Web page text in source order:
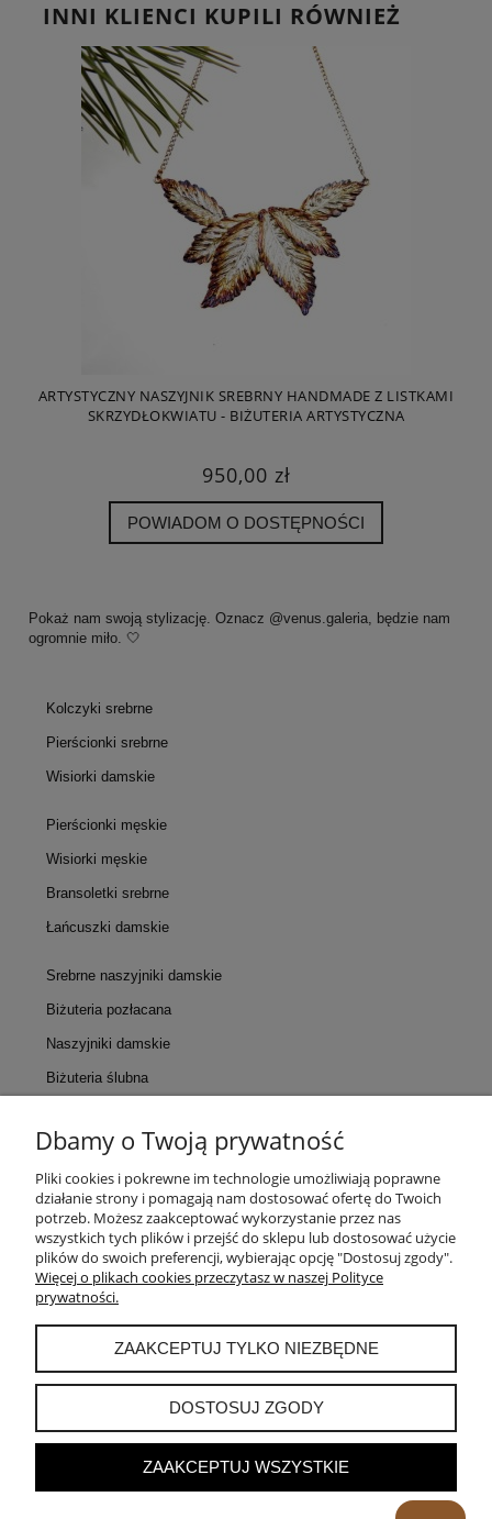
INNI KLIENCI KUPILI RÓWNIEŻ
ARTYSTYCZNY NASZYJNIK SREBRNY HANDMADE Z LISTKAMI
SKRZYDŁOKWIATU - BIŻUTERIA ARTYSTYCZNA
950,00 zł
POWIADOM O DOSTĘPNOŚCI
Pokaż nam swoją stylizację. Oznacz @venus.galeria, będzie nam
ogromnie miło. 🤍
Kolczyki srebrne
Pierścionki srebrne
Wisiorki damskie
Pierścionki męskie
Wisiorki męskie
Bransoletki srebrne
Łańcuszki damskie
Srebrne naszyjniki damskie
Biżuteria pozłacana
Naszyjniki damskie
Biżuteria ślubna
KONTAKT
POMOC
MOJE KONTO
PŁATNOŚCI I DOSTAWA
INFORMACJE
Dbamy o Twoją prywatność
Pliki cookies i pokrewne im technologie umożliwiają poprawne
działanie strony i pomagają nam dostosować ofertę do Twoich
potrzeb. Możesz zaakceptować wykorzystanie przez nas
wszystkich tych plików i przejść do sklepu lub dostosować użycie
plików do swoich preferencji, wybierając opcję "Dostosuj zgody".
Więcej o plikach cookies przeczytasz w naszej Polityce
prywatności.
ZAAKCEPTUJ TYLKO NIEZBĘDNE
DOSTOSUJ ZGODY
ZAAKCEPTUJ WSZYSTKIE